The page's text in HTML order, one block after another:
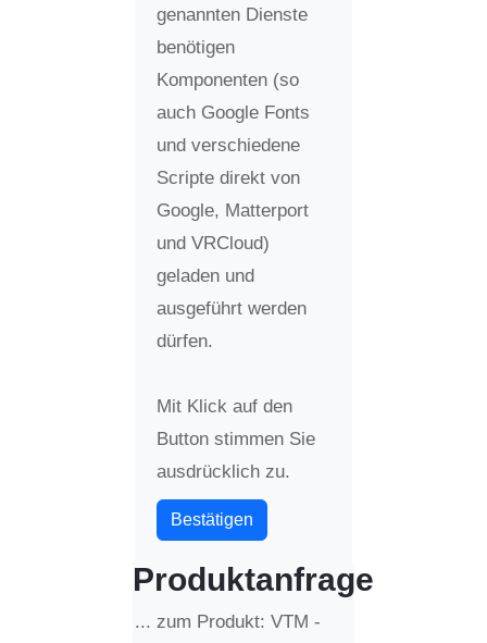
genannten Dienste
benötigen
Komponenten (so
auch Google Fonts
und verschiedene
Scripte direkt von
Google, Matterport
und VRCloud)
geladen und
ausgeführt werden
dürfen.
Mit Klick auf den
Button stimmen Sie
ausdrücklich zu.
Bestätigen
Produktanfrage
... zum Produkt: VTM -